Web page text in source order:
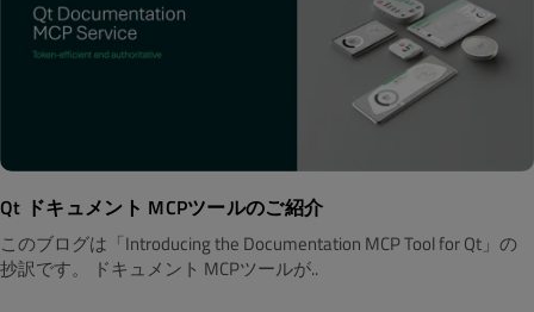
Qt ドキュメント MCPツールのご紹介
このブログは「Introducing the Documentation MCP Tool for Qt」の
抄訳です。 ドキュメント MCPツールが..